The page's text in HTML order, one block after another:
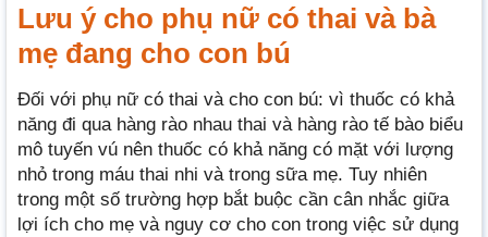
Lưu ý cho phụ nữ có thai và bà
mẹ đang cho con bú
Đối với phụ nữ có thai và cho con bú: vì thuốc có khả
năng đi qua hàng rào nhau thai và hàng rào tế bào biểu
mô tuyến vú nên thuốc có khả năng có mặt với lượng
nhỏ trong máu thai nhi và trong sữa mẹ. Tuy nhiên
trong một số trường hợp bắt buộc cần cân nhắc giữa
lợi ích cho mẹ và nguy cơ cho con trong việc sử dụng